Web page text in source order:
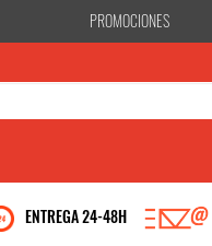
PROMOCIONES
ENTREGA 24-48H